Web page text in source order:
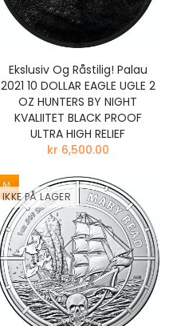
Ekslusiv Og Råstilig! Palau
2021 10 DOLLAR EAGLE UGLE 2
OZ HUNTERS BY NIGHT
KVALIITET BLACK PROOF
ULTRA HIGH RELIEF
kr 6,500.00
IKKE PÅ LAGER